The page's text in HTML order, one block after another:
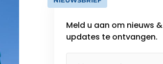
Meld u aan om nieuws &
updates te ontvangen.